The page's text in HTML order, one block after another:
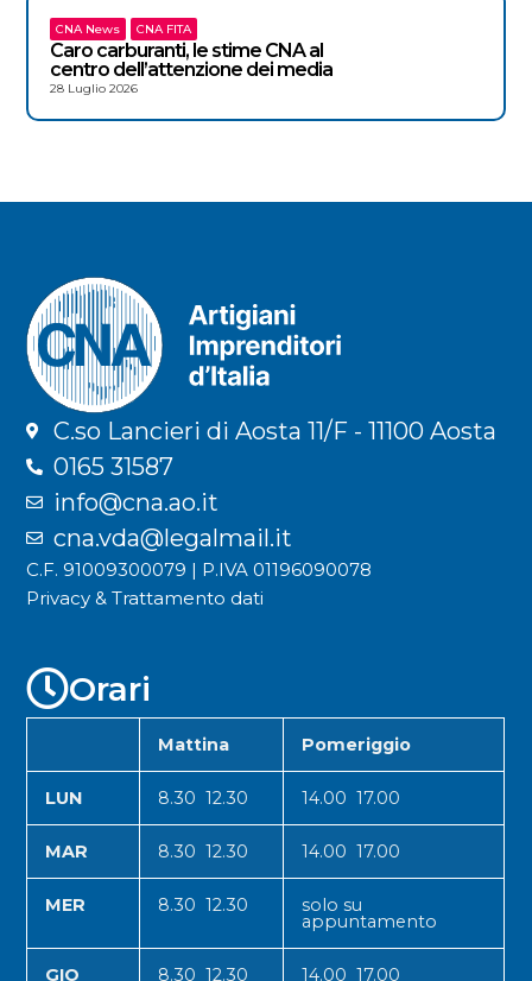
CNA News CNA FITA
Caro carburanti, le stime CNA al
centro dell’attenzione dei media
28 Luglio 2026
C.so Lancieri di Aosta 11/F - 11100 Aosta
0165 31587
info@cna.ao.it
cna.vda@legalmail.it
C.F. 91009300079 | P.IVA 01196090078
Privacy & Trattamento dati
Orari
Mattina Pomeriggio
LUN 8.30 12.30 14.00 17.00
MAR 8.30 12.30 14.00 17.00
MER 8.30 12.30 solo su
appuntamento
GIO 8.30 12.30 14.00 17.00